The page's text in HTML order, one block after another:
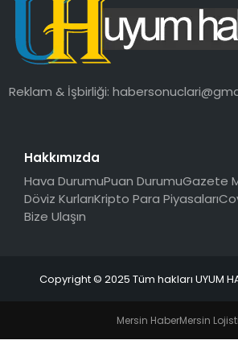
SAĞLIK
MAGAZIN
Reklam & İşbirliği:
Hakkımızda
Hava DurumuPuan DurumuGazete
Döviz KurlarıKripto Para Piyasaları
Bize Ulaşın
Copyright © 2025 Tüm hakları UYUM
Mersin HaberMersin